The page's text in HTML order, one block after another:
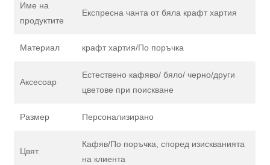
Име на
продуктите
Експресна чанта от бяла крафт хартия
Материал крафт хартия/По поръчка
Аксесоар
Естествено кафяво/ бяло/ черно/други
цветове при поискване
Размер Персонализирано
Цвят
Кафяв/По поръчка, според изискванията
на клиента